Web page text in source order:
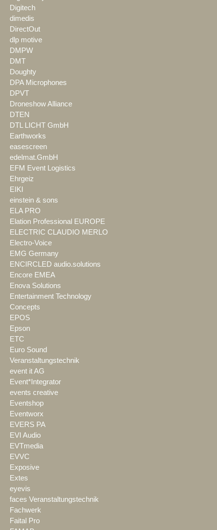
Digitech
dimedis
DirectOut
dlp motive
DMPW
DMT
Doughty
DPA Microphones
DPVT
Droneshow Alliance
DTEN
DTL LICHT GmbH
Earthworks
easescreen
edelmat.GmbH
EFM Event Logistics
Ehrgeiz
EIKI
einstein & sons
ELA PRO
Elation Professional EUROPE
ELECTRIC CLAUDIO MERLO
Electro-Voice
EMG Germany
ENCIRCLED audio.solutions
Encore EMEA
Enova Solutions
Entertainment Technology
Concepts
EPOS
Epson
ETC
Euro Sound
Veranstaltungstechnik
event it AG
Event*Integrator
events creative
Eventshop
Eventworx
EVERS PA
EVI Audio
EVTmedia
EVVC
Exposive
Extes
eyevis
faces Veranstaltungstechnik
Fachwerk
Faital Pro